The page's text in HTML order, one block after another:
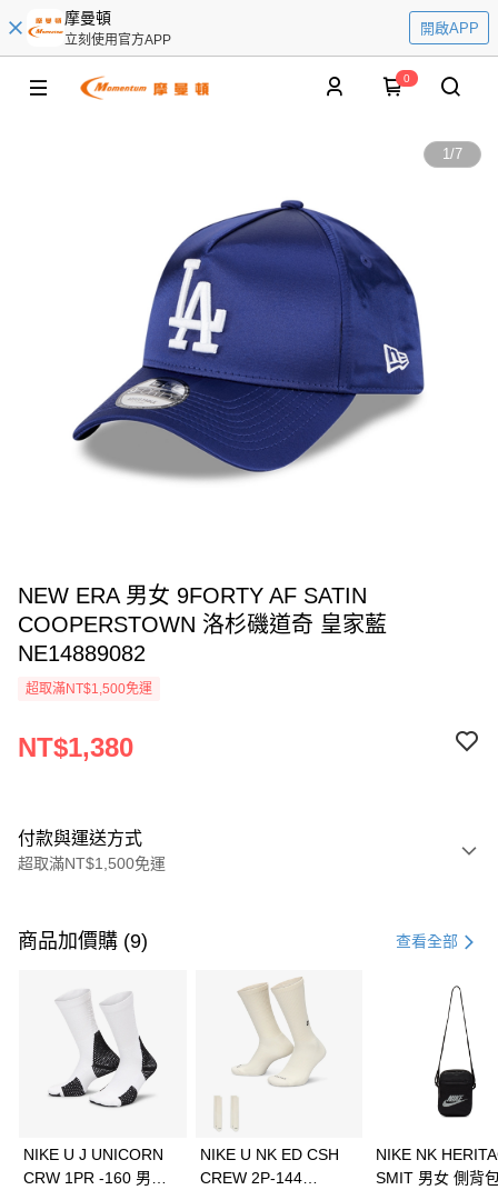
摩曼頓
立刻使用官方APP
開啟APP
0
1/7
NEW ERA 男女 9FORTY AF SATIN
COOPERSTOWN 洛杉磯道奇 皇家藍
NE14889082
超取滿NT$1,500免運
NT$1,380
付款與運送方式
超取滿NT$1,500免運
信用卡一次付款
3 期 0 利率 每期 21家銀行
合作金庫商業銀行
第一商業銀行
華南商業銀行
彰化商業銀行
上海商業儲蓄銀行
Apple Pay
全盈+PAY
商品加價購 (9) 查看全部
NIKE U J UNICORN
CRW 1PR -160 男女
NIKE U NK ED CSH
CREW 2P-144
NIKE NK
SMIT 男女 側背